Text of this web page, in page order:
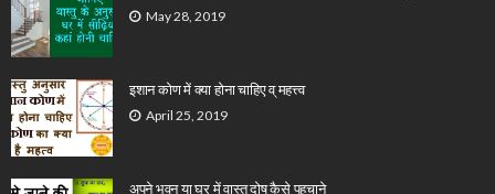
May 28, 2019
इशान कोण में क्या होना चाहिए व् महत्त्व
April 25, 2019
अपने भवन या घर में वास्तु दोष कैसे पहचाने